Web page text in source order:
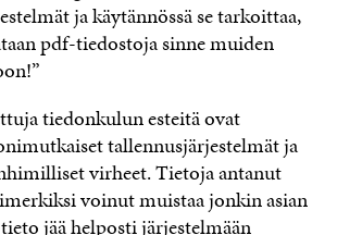
ja käytännössä se tarkoittaa,
pdf-tiedostoja sinne muiden
tiedonkulun esteitä ovat
tallennusjärjestelmät ja
virheet. Tietoja antanut
voinut muistaa jonkin asian
jää helposti järjestelmään